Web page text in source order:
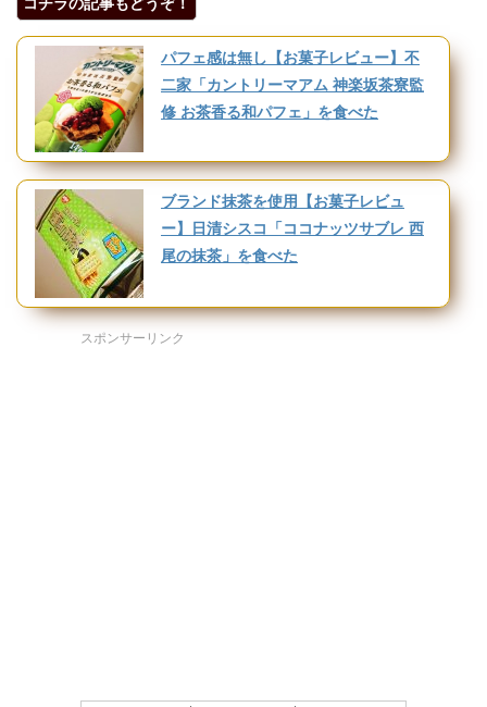
パフェ感は無し【お菓子レビュー】不
二家「カントリーマアム 神楽坂茶寮監
修 お茶香る和パフェ」を食べた
ブランド抹茶を使用【お菓子レビュ
ー】日清シスコ「ココナッツサブレ 西
尾の抹茶」を食べた
スポンサーリンク